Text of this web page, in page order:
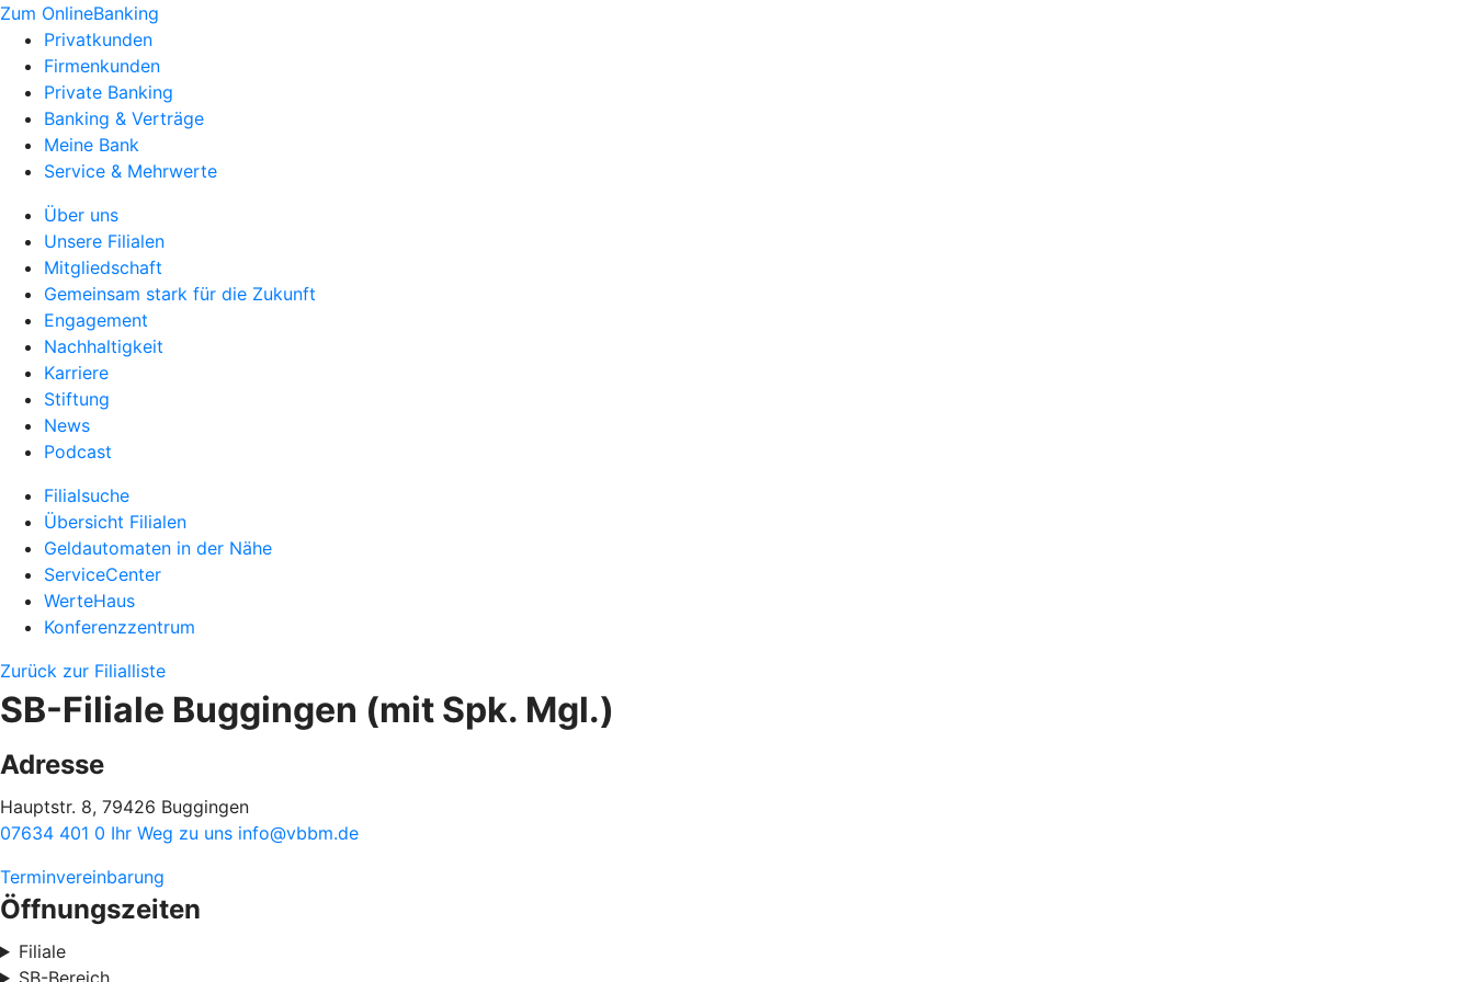
Zum OnlineBanking
Privatkunden
Firmenkunden
Private Banking
Banking & Verträge
Meine Bank
Service & Mehrwerte
Über uns
Unsere Filialen
Mitgliedschaft
Gemeinsam stark für die Zukunft
Engagement
Nachhaltigkeit
Karriere
Stiftung
News
Podcast
Filialsuche
Übersicht Filialen
Geldautomaten in der Nähe
ServiceCenter
WerteHaus
Konferenzzentrum
Zurück zur Filialliste
SB-Filiale Buggingen (mit Spk. Mgl.)
Adresse
Hauptstr. 8, 79426 Buggingen
07634 401 0 Ihr Weg zu uns info@vbbm.de
Terminvereinbarung
Öffnungszeiten
Filiale
SB-Bereich